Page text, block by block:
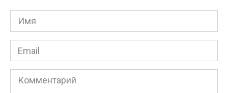
Имя
*
Email
*
Комментарий